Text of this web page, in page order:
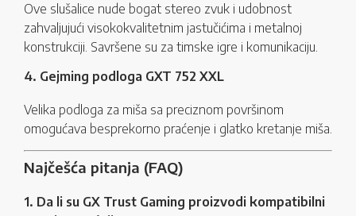
Ove slušalice nude bogat stereo zvuk i udobnost
zahvaljujući visokokvalitetnim jastučićima i metalnoj
konstrukciji. Savršene su za timske igre i komunikaciju.
4. Gejming podloga GXT 752 XXL
Velika podloga za miša sa preciznom površinom
omogućava besprekorno praćenje i glatko kretanje miša.
Najčešća pitanja (FAQ)
1. Da li su GX Trust Gaming proizvodi kompatibilni